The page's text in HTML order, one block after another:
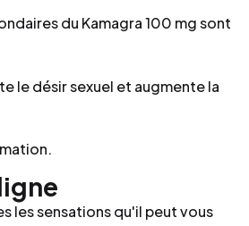
du Kamagra 100 mg sont
le désir sexuel et augmente la
les sensations qu'il peut vous